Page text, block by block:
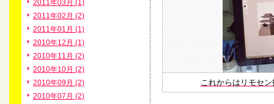
2011年03月 (1)
2011年02月 (2)
2011年01月 (1)
2010年12月 (1)
2010年11月 (2)
2010年10月 (2)
2010年09月 (2)
2010年07月 (2)
これからはリモセ